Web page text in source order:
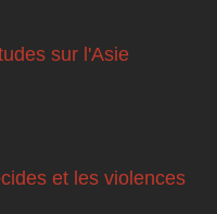
sur l'Asie
et les violences